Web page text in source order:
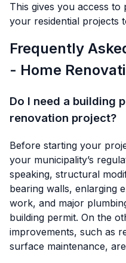
This gives you access
your residential projects
Frequently
- Home
Do I need a building
renovation project?
Before starting your
your municipality’s
speaking, structural
bearing walls, enlarging
work, and major
building permit. On the
improvements, such as
surface maintenance,